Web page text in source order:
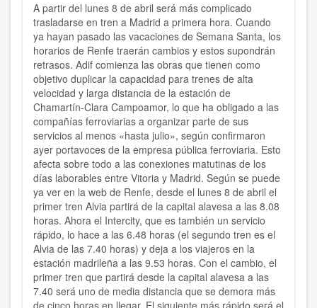
A partir del lunes 8 de abril será más complicado
trasladarse en tren a Madrid a primera hora. Cuando
ya hayan pasado las vacaciones de Semana Santa, los
horarios de Renfe traerán cambios y estos supondrán
retrasos. Adif comienza las obras que tienen como
objetivo duplicar la capacidad para trenes de alta
velocidad y larga distancia de la estación de
Chamartín-Clara Campoamor, lo que ha obligado a las
compañías ferroviarias a organizar parte de sus
servicios al menos «hasta julio», según confirmaron
ayer portavoces de la empresa pública ferroviaria. Esto
afecta sobre todo a las conexiones matutinas de los
días laborables entre Vitoria y Madrid. Según se puede
ya ver en la web de Renfe, desde el lunes 8 de abril el
primer tren Alvia partirá de la capital alavesa a las 8.08
horas. Ahora el Intercity, que es también un servicio
rápido, lo hace a las 6.48 horas (el segundo tren es el
Alvia de las 7.40 horas) y deja a los viajeros en la
estación madrileña a las 9.53 horas. Con el cambio, el
primer tren que partirá desde la capital alavesa a las
7.40 será uno de media distancia que se demora más